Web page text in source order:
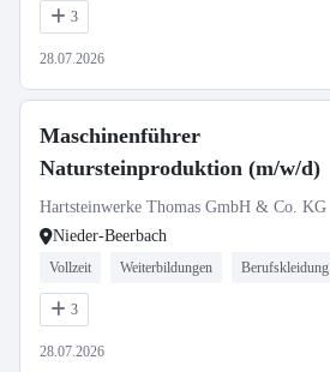
3
28.07.2026
Maschinenführer
Natursteinproduktion (m/w/d)
Hartsteinwerke Thomas GmbH & Co. KG
Nieder-Beerbach
Vollzeit Weiterbildungen Berufskleidung
3
28.07.2026